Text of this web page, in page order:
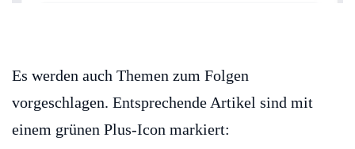
Es werden auch Themen zum Folgen
vorgeschlagen. Entsprechende Artikel sind mit
einem grünen Plus-Icon markiert: